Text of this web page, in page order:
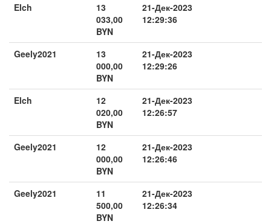
Elch
13
033,00
BYN
21-Дек-2023
12:29:36
Geely2021
13
000,00
BYN
21-Дек-2023
12:29:26
Elch
12
020,00
BYN
21-Дек-2023
12:26:57
Geely2021
12
000,00
BYN
21-Дек-2023
12:26:46
Geely2021
11
500,00
BYN
21-Дек-2023
12:26:34